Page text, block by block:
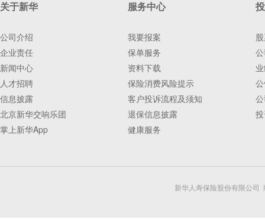
关于新华
公司介绍
企业责任
新闻中心
人才招聘
信息披露
北京新华交响乐团
掌上新华App
服务中心
我要报案
保单服务
资料下载
保险消费风险提示
客户投诉流程及须知
退保信息披露
健康服务
新华人寿保险股份有限公